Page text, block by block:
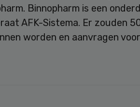
Binnopharm is een
AFK-Sistema. Er zouden
worden en aanvragen